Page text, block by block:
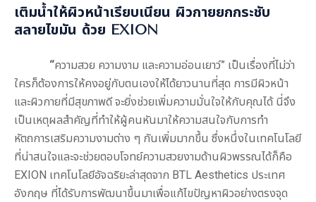
เติมน้ำให้ผิวหน้าเรียบเนียน ผิวกายยกกระชับ
สลายไขมัน ด้วย EXION
“ความสวย ความงาม และความอ่อนเยาว์” เป็นเรื่องที่ไม่ว่า
ใครก็ต้องการให้คงอยู่กับตนเองให้ได้ยาวนานที่สุด การมีผิวหน้า
และผิวกายที่มีสุขภาพดี จะยิ่งช่วยเพิ่มความมั่นใจให้กับคุณได้ นี่จึง
เป็นเหตุผลสำคัญที่ทำให้ผู้คนหันมาให้ความสนใจกับการทำ
หัตถการเสริมความงามต่าง ๆ กันเพิ่มมากขึ้น ซึ่งหนึ่งในเทคโนโลยี
ที่น่าสนใจและจะช่วยตอบโจทย์ความสวยงามด้านผิวพรรณได้ก็คือ
EXION เทคโนโลยีอัจฉริยะล่าสุดจาก BTL Aesthetics ประเทศ
อังกฤษ ที่ได้รับการพัฒนาขึ้นมาเพื่อแก้ไขปัญหาผิวอย่างตรงจุด